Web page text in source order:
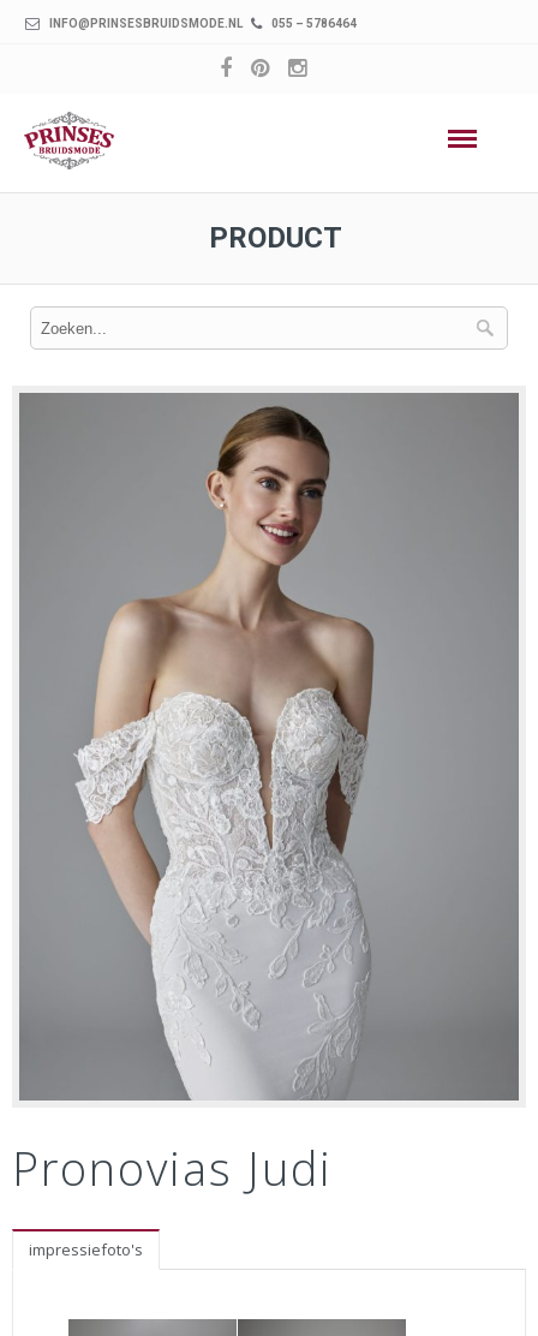
INFO@PRINSESBRUIDSMODE.NL 055 – 5786464
PRODUCT
Pronovias Judi
impressiefoto's